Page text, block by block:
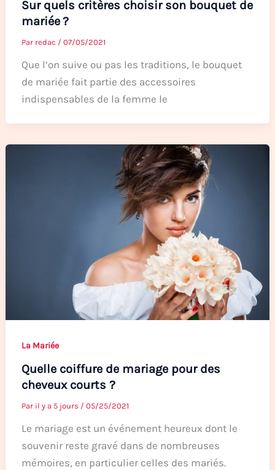
Sur quels critères choisir son bouquet de
mariée ?
Par redac / 07/05/2021
Que l’on suive ou pas les traditions, le bouquet
de mariée fait partie des accessoires
indispensables de la femme le
La Mariée
Quelle coiffure de mariage pour des
cheveux courts ?
Par il y a 5 jours / 05/25/2021
Le mariage est un événement heureux dont le
souvenir reste gravé dans de nombreuses
mémoires, en particulier celles des mariés.